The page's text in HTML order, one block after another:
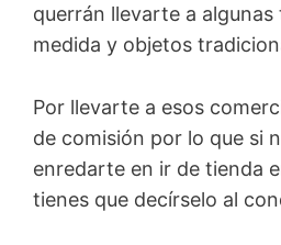
querrán llevarte a algunas
medida y objetos
Por llevarte a esos
de comisión por lo que si
enredarte en ir de tienda
tienes que decírselo al